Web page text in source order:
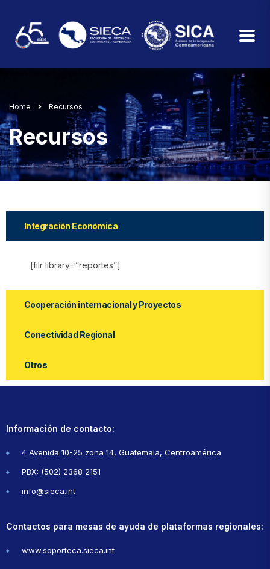
Home Recursos
Recursos
Integración Económica
[filr library=”reportes”]
Cooperación internacional y Proyectos
Conectividad Regional
Otros
Información de contacto:
4 Avenida 10-25 zona 14, Guatemala, Centroamérica
PBX: (502) 2368 2151
info@sieca.int
Contactos para mesas de ayuda de plataformas regionales:
www.soporteca.sieca.int